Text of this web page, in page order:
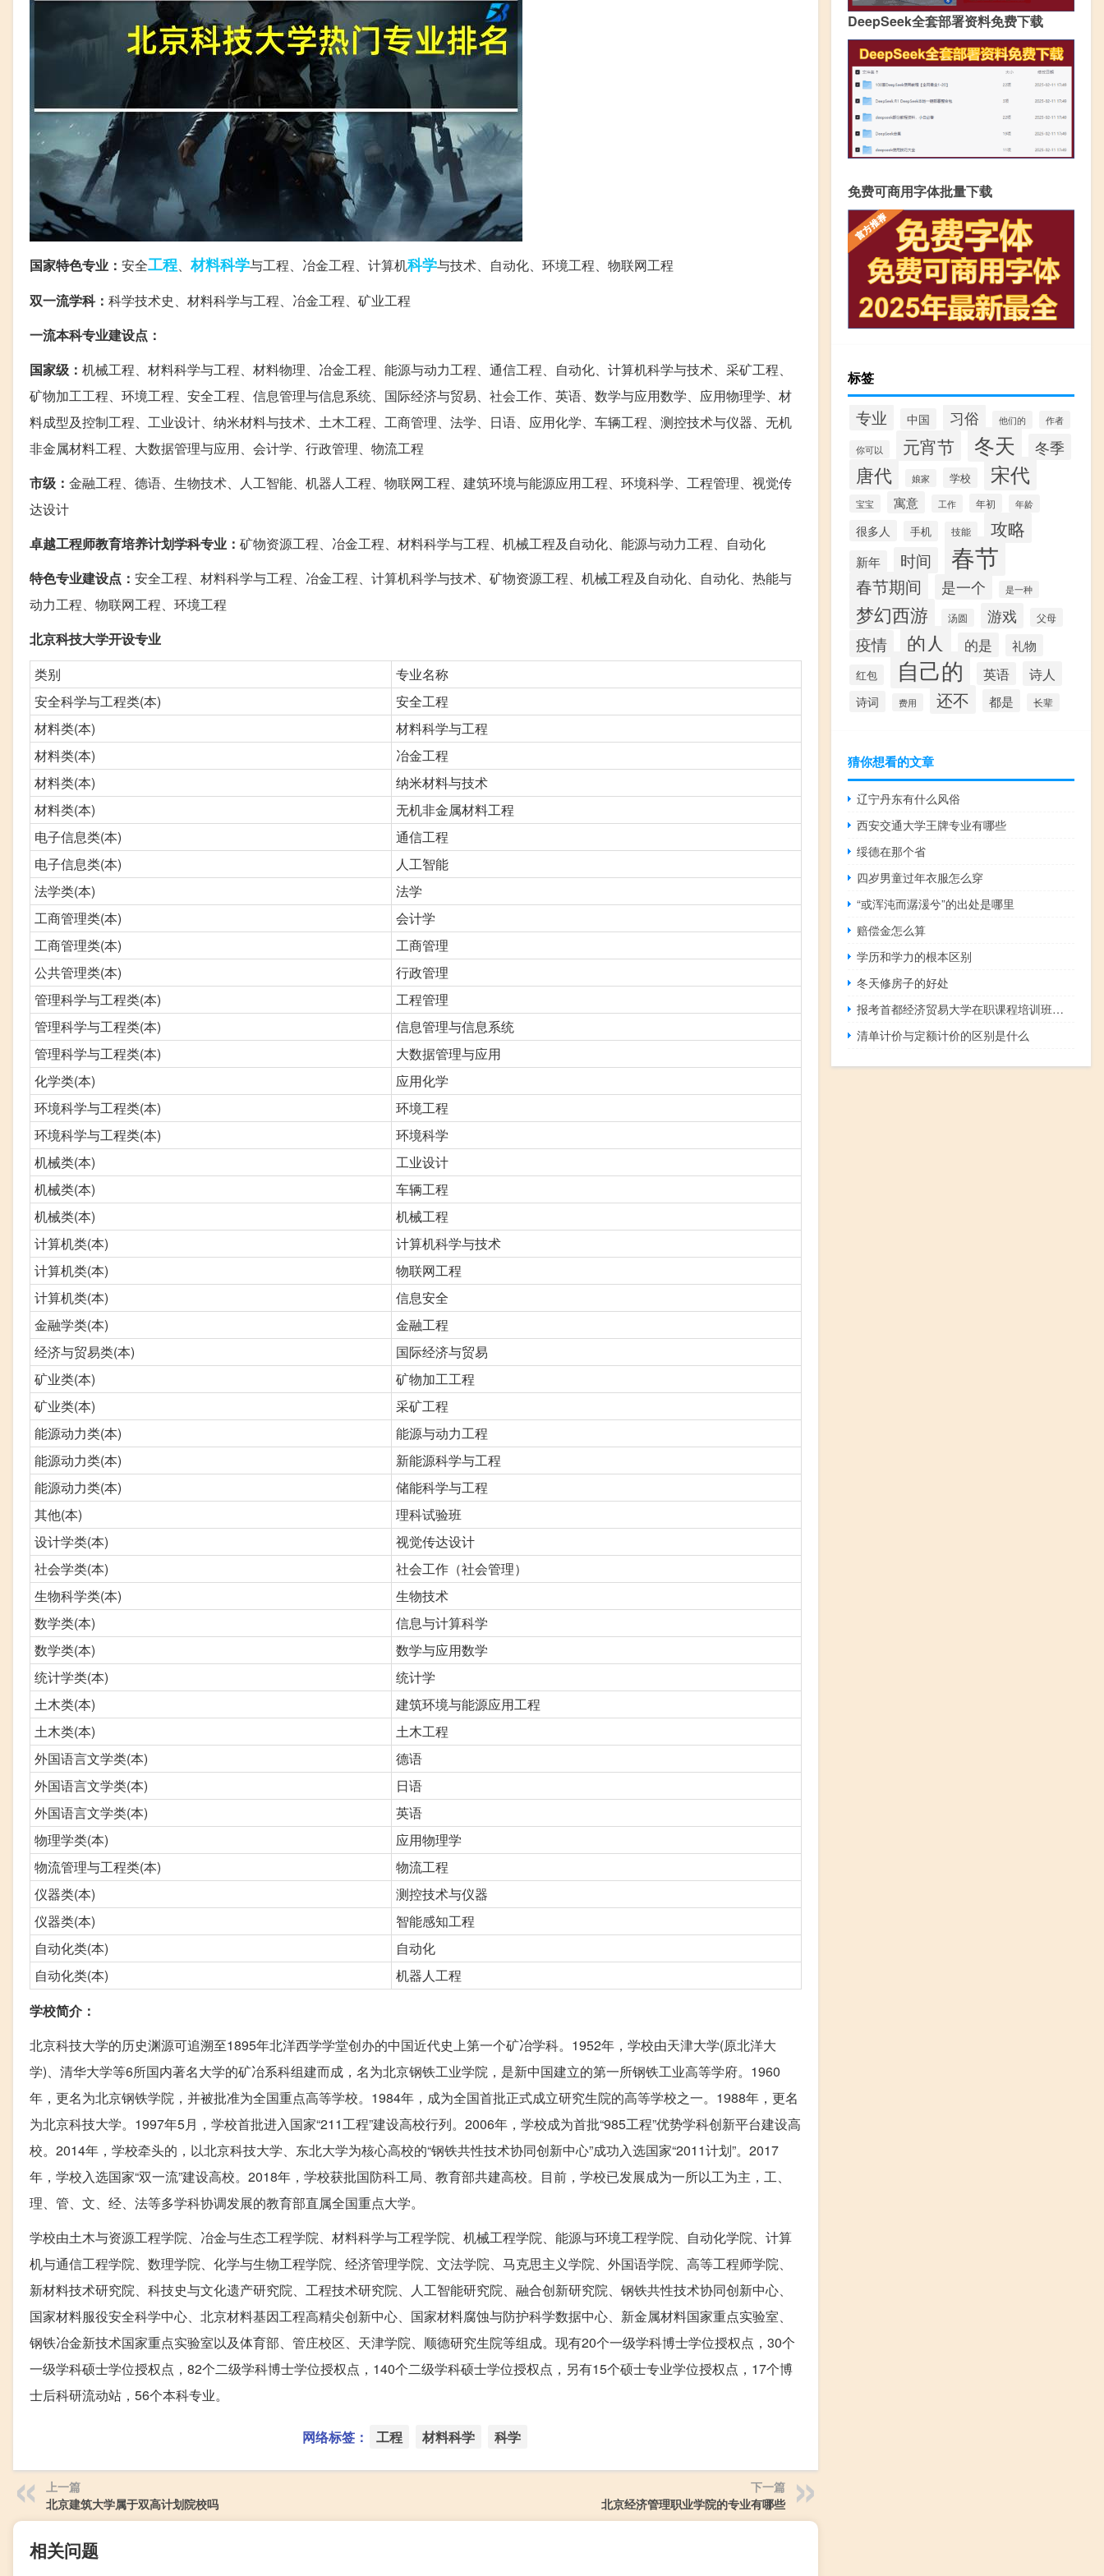
国家特色专业： 安全工程 、材料科学与工程、冶金工程、计算机科学与技术、自动化、环境工程、物联网工程
双一流学科： 科学技术史、材料科学与工程、冶金工程、矿业工程
一流本科专业建设点：
国家级： 机械工程、材料科学与工程、材料物理、冶金工程、能源与动力工程、通信工程、自动化、计算机科学与技术、采矿工程、
矿物加工工程、环境工程、安全工程、信息管理与信息系统、国际经济与贸易、社会工作、英语、数学与应用数学、应用物理学、材
料成型及控制工程、工业设计、纳米材料与技术、土木工程、工商管理、法学、日语、应用化学、车辆工程、测控技术与仪器、无机
非金属材料工程、大数据管理与应用、会计学、行政管理、物流工程
市级： 金融工程、德语、生物技术、人工智能、机器人工程、物联网工程、建筑环境与能源应用工程、环境科学、工程管理、视觉传
达设计
卓越工程师教育培养计划学科专业： 矿物资源工程、冶金工程、材料科学与工程、机械工程及自动化、能源与动力工程、自动化
特色专业建设点： 安全工程、材料科学与工程、冶金工程、计算机科学与技术、矿物资源工程、机械工程及自动化、自动化、热能与
动力工程、物联网工程、环境工程
北京科技大学开设专业
类别
专业名称
安全科学与工程类(本)
安全工程
材料类(本)
材料科学与工程
材料类(本)
冶金工程
材料类(本)
纳米材料与技术
材料类(本)
无机非金属材料工程
电子信息类(本)
通信工程
电子信息类(本)
人工智能
法学类(本)
法学
工商管理类(本)
会计学
工商管理类(本)
工商管理
公共管理类(本)
行政管理
管理科学与工程类(本)
工程管理
管理科学与工程类(本)
信息管理与信息系统
管理科学与工程类(本)
大数据管理与应用
化学类(本)
应用化学
环境科学与工程类(本)
环境工程
环境科学与工程类(本)
环境科学
机械类(本)
工业设计
机械类(本)
车辆工程
机械类(本)
机械工程
计算机类(本)
计算机科学与技术
计算机类(本)
物联网工程
计算机类(本)
信息安全
金融学类(本)
金融工程
经济与贸易类(本)
国际经济与贸易
矿业类(本)
矿物加工工程
矿业类(本)
采矿工程
能源动力类(本)
能源与动力工程
能源动力类(本)
新能源科学与工程
能源动力类(本)
储能科学与工程
其他(本)
理科试验班
设计学类(本)
视觉传达设计
社会学类(本)
社会工作（社会管理）
生物科学类(本)
生物技术
数学类(本)
信息与计算科学
数学类(本)
数学与应用数学
统计学类(本)
统计学
土木类(本)
建筑环境与能源应用工程
土木类(本)
土木工程
外国语言文学类(本)
德语
外国语言文学类(本)
日语
外国语言文学类(本)
英语
物理学类(本)
应用物理学
物流管理与工程类(本)
物流工程
仪器类(本)
测控技术与仪器
仪器类(本)
智能感知工程
自动化类(本)
自动化
自动化类(本)
机器人工程
学校简介：
北京科技大学的历史渊源可追溯至1895年北洋西学学堂创办的中国近代史上第一个矿冶学科。1952年，学校由天津大学(原北洋大
学)、清华大学等6所国内著名大学的矿冶系科组建而成，名为北京钢铁工业学院，是新中国建立的第一所钢铁工业高等学府。1960
年，更名为北京钢铁学院，并被批准为全国重点高等学校。1984年，成为全国首批正式成立研究生院的高等学校之一。1988年，更名
为北京科技大学。1997年5月，学校首批进入国家“211工程”建设高校行列。2006年，学校成为首批“985工程”优势学科创新平台建设高
校。2014年，学校牵头的，以北京科技大学、东北大学为核心高校的“钢铁共性技术协同创新中心”成功入选国家“2011计划”。2017
年，学校入选国家“双一流”建设高校。2018年，学校获批国防科工局、教育部共建高校。目前，学校已发展成为一所以工为主，工、
理、管、文、经、法等多学科协调发展的教育部直属全国重点大学。
学校由土木与资源工程学院、冶金与生态工程学院、材料科学与工程学院、机械工程学院、能源与环境工程学院、自动化学院、计算
机与通信工程学院、数理学院、化学与生物工程学院、经济管理学院、文法学院、马克思主义学院、外国语学院、高等工程师学院、
新材料技术研究院、科技史与文化遗产研究院、工程技术研究院、人工智能研究院、融合创新研究院、钢铁共性技术协同创新中心、
国家材料服役安全科学中心、北京材料基因工程高精尖创新中心、国家材料腐蚀与防护科学数据中心、新金属材料国家重点实验室、
钢铁冶金新技术国家重点实验室以及体育部、管庄校区、天津学院、顺德研究生院等组成。现有20个一级学科博士学位授权点，30个
一级学科硕士学位授权点，82个二级学科博士学位授权点，140个二级学科硕士学位授权点，另有15个硕士专业学位授权点，17个博
士后科研流动站，56个本科专业。
网络标签： 工程 材料科学 科学
上一篇
北京建筑大学属于双高计划院校吗
下一篇
北京经济管理职业学院的专业有哪些
相关问题
DeepSeek全套部署资料免费下载
免费可商用字体批量下载
标签
专业 中国 习俗 他们的 作者
你可以 元宵节 冬天 冬季
唐代 娘家 学校 宋代
宝宝 寓意 工作 年初 年龄
很多人 手机 技能 攻略
新年 时间 春节
春节期间 是一个 是一种
梦幻西游 汤圆 游戏 父母
疫情 的人 的是 礼物
红包 自己的 英语 诗人
诗词 费用 还不 都是 长辈
猜你想看的文章
辽宁丹东有什么风俗
西安交通大学王牌专业有哪些
绥德在那个省
四岁男童过年衣服怎么穿
“或浑沌而潺湲兮”的出处是哪里
赔偿金怎么算
学历和学力的根本区别
冬天修房子的好处
报考首都经济贸易大学在职课程培训班有年龄的限制吗
清单计价与定额计价的区别是什么